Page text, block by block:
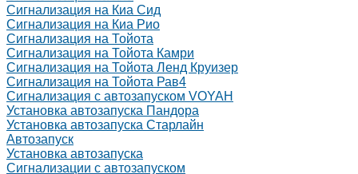
Сигнализация на Киа Cид
Сигнализация на Киа Рио
Сигнализация на Тойота
Сигнализация на Тойота Камри
Сигнализация на Тойота Ленд Круизер
Сигнализация на Тойота Рав4
Сигнализация с автозапуском VOYAH
Установка автозапуска Пандора
Установка автозапуска Старлайн
Автозапуск
Установка автозапуска
Сигнализации с автозапуском